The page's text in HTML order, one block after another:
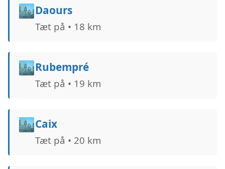
🏙️Daours
Tæt på • 18 km
🏙️Rubempré
Tæt på • 19 km
🏙️Caix
Tæt på • 20 km